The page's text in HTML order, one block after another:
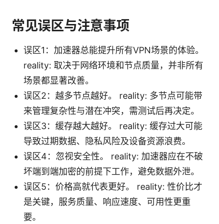
常见误区与注意事项
误区1：加速器总能提升所有VPN场景的体验。
reality: 取决于网络环境和节点质量，并非所有
场景都显著改善。
误区2：越多节点越好。 reality: 多节点可能带
来管理复杂性与潜在冲突，需测试后再决定。
误区3：缓存越大越好。 reality: 缓存过大可能
导致过期数据、隐私风险及设备资源浪费。
误区4：忽视安全性。 reality: 加速器应在不破
坏端到端加密的前提下工作，避免数据外泄。
误区5：价格高就代表更好。 reality: 性价比才
是关键，服务质量、响应速度、可用性更重
要。